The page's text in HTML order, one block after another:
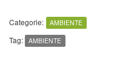
Categorie: AMBIENTE
Tag: AMBIENTE